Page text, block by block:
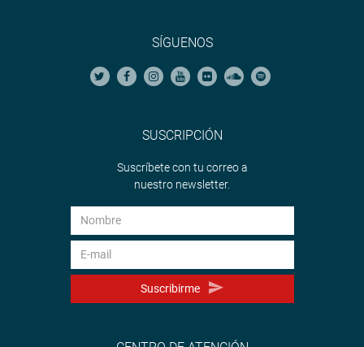
SÍGUENOS
SUSCRIPCIÓN
Suscríbete con tu correo a
nuestro newsletter.
Suscribirme